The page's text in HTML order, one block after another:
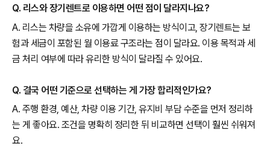
Q. 리스와 장기렌트로 이용하면 어떤 점이 달라지나요?
A. 리스는 차량을 소유에 가깝게 이용하는 방식이고, 장기렌트는 보
험과 세금이 포함된 월 이용료 구조라는 점이 달라요. 이용 목적과 세
금 처리 여부에 따라 유리한 방식이 달라질 수 있어요.
Q. 결국 어떤 기준으로 선택하는 게 가장 합리적인가요?
A. 주행 환경, 예산, 차량 이용 기간, 유지비 부담 수준을 먼저 정리하
는 게 좋아요. 조건을 명확히 정리한 뒤 비교하면 선택이 훨씬 쉬워져
요.